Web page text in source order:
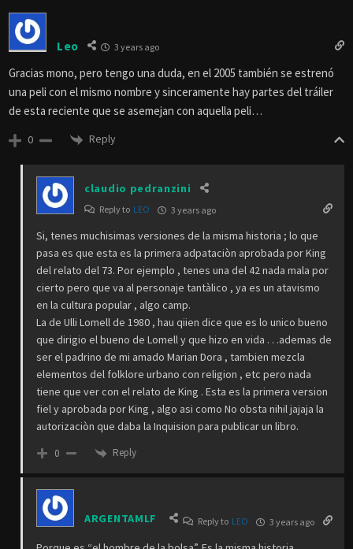
Leo 3 years ago
Gracias mono, pero tengo una duda, en el 2005 también se estrenó
una peli con el mismo nombre y sinceramente hay partes del tráiler
de esta reciente que se asemejan con aquella peli…
0 Reply
claudio pedranzini
Reply to LEO 3 years ago
Si, tenes muchisimas versiones de la misma historia ; lo que
pasa es que esta es la primera adpataciòn aprobada por King
del relato del 73. Por ejemplo , tenes una del 42 nada mala por
cierto pero que va al personaje tantàlico , ya es un atavismo
en la cultura popular , algo camp.
La de Ulli Lomell de 1980 , hau qiien dice que es lo unico bueno
que dirigio el bueno de Lomell y que hizo en vida . . .ademas de
ser el padrino de mi amado Marian Dora , tambien mezcla
elementos del folklore urbano con religion , etc pero nada
tiene que ver con el relato de King . Esta es la primera version
fiel y aprobada por King , algo asi como No obsta nihil jajaja la
autorizaciòn que daba la Inquision para publicar un libro.
0 Reply
ARGENTAMLF Reply to LEO 3 years ago